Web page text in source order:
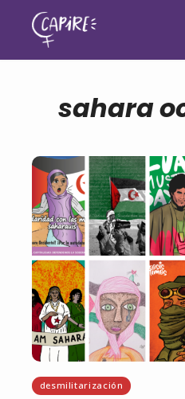
sahara
desmilitarización